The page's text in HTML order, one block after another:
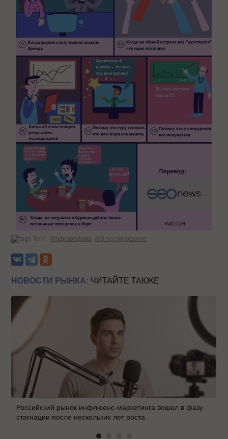
Теги: Инфографика A/B тестирование
НОВОСТИ РЫНКА: ЧИТАЙТЕ ТАКЖЕ
Российский рынок инфлюенс-маркетинга вошел в фазу
стагнации после нескольких лет роста